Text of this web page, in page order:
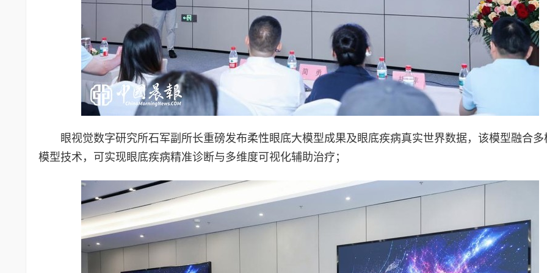
眼视觉数字研究所石军副所长重磅发布柔性眼底大模型成果及眼底疾病真实世界数据，该模型融合多
模型技术，可实现眼底疾病精准诊断与多维度可视化辅助治疗；